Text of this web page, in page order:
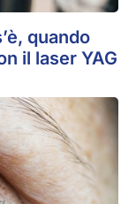
quando
il laser YAG